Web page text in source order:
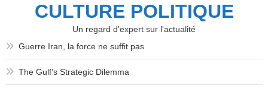
CULTURE POLITIQUE
Un regard d'expert sur l'actualité
Guerre Iran, la force ne suffit pas
The Gulf’s Strategic Dilemma